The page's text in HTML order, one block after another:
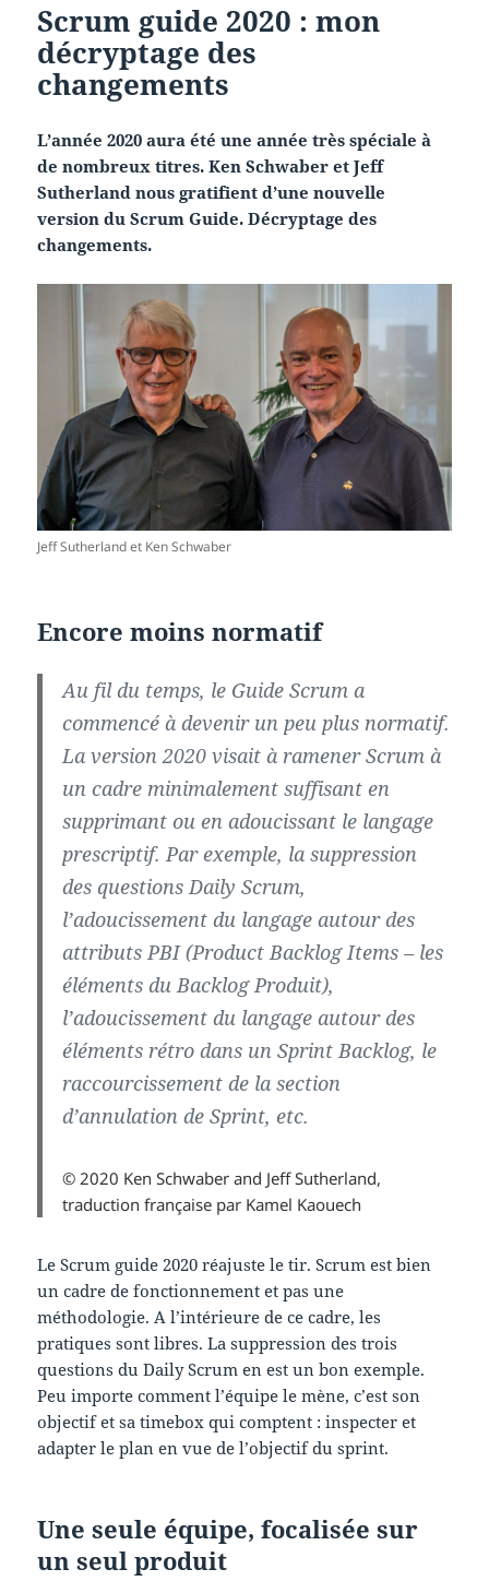
Scrum guide 2020 : mon
décryptage des
changements
L’année 2020 aura été une année très spéciale à
de nombreux titres. Ken Schwaber et Jeff
Sutherland nous gratifient d’une nouvelle
version du Scrum Guide. Décryptage des
changements.
Jeff Sutherland et Ken Schwaber
Encore moins normatif
Au fil du temps, le Guide Scrum a
commencé à devenir un peu plus normatif.
La version 2020 visait à ramener Scrum à
un cadre minimalement suffisant en
supprimant ou en adoucissant le langage
prescriptif. Par exemple, la suppression
des questions Daily Scrum,
l’adoucissement du langage autour des
attributs PBI (Product Backlog Items – les
éléments du Backlog Produit),
l’adoucissement du langage autour des
éléments rétro dans un Sprint Backlog, le
raccourcissement de la section
d’annulation de Sprint, etc.
© 2020 Ken Schwaber and Jeff Sutherland,
traduction française par Kamel Kaouech
Le Scrum guide 2020 réajuste le tir. Scrum est bien
un cadre de fonctionnement et pas une
méthodologie. A l’intérieure de ce cadre, les
pratiques sont libres. La suppression des trois
questions du Daily Scrum en est un bon exemple.
Peu importe comment l’équipe le mène, c’est son
objectif et sa timebox qui comptent : inspecter et
adapter le plan en vue de l’objectif du sprint.
Une seule équipe, focalisée sur
un seul produit